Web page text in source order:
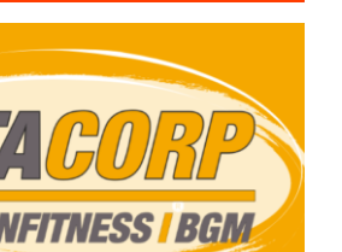
unterbreiten
Ihnen ein
Angebot.